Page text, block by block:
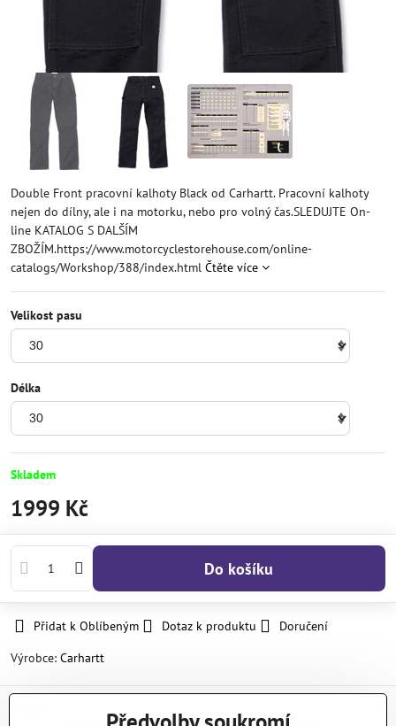
Double Front pracovní kalhoty Black od Carhartt. Pracovní kalhoty
nejen do dílny, ale i na motorku, nebo pro volný čas.SLEDUJTE On-
line KATALOG S DALŠÍM
ZBOŽÍM.https://www.motorcyclestorehouse.com/online-
catalogs/Workshop/388/index.html Čtěte více
Velikost pasu
Délka
Skladem
1999 Kč
Do košíku
Přidat k Oblíbeným Dotaz k produktu
Doručení
Výrobce: Carhartt